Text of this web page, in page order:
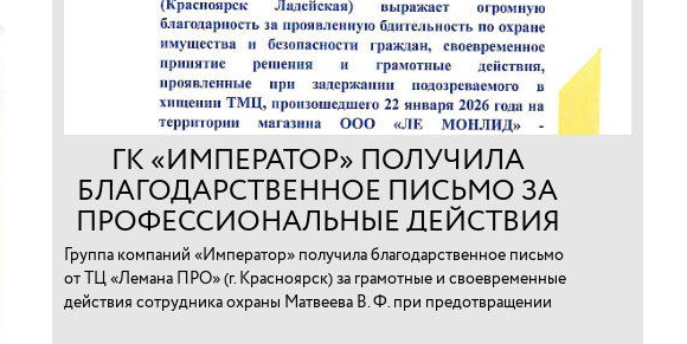
ГК «ИМПЕРАТОР» ПОЛУЧИЛА
БЛАГОДАРСТВЕННОЕ ПИСЬМО ЗА
ПРОФЕССИОНАЛЬНЫЕ ДЕЙСТВИЯ
СОТРУДНИКА В КРАСНОЯРСКЕ
Группа компаний «Император» получила благодарственное письмо
от ТЦ «Лемана ПРО» (г. Красноярск) за грамотные и своевременные
действия сотрудника охраны Матвеева В. Ф. при предотвращении